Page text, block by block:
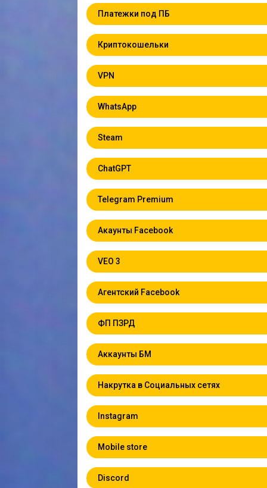
Платежки под ПБ
Криптокошельки
VPN
WhatsApp
Steam
ChatGPT
Telegram Premium
Акаунты Facebook
VEO 3
Агентский Facebook
ФП ПЗРД
Аккаунты БМ
Накрутка в Социальных сетях
Instagram
Mobile store
Discord